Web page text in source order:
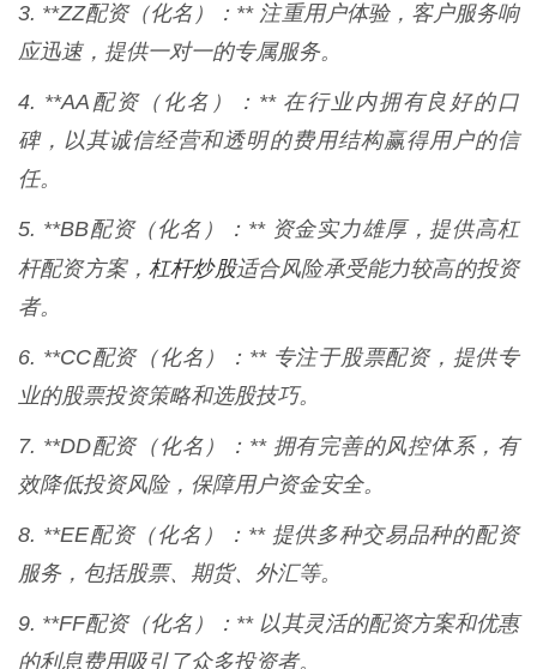
3. **ZZ配资（化名）：** 注重用户体验，客户服务响
应迅速，提供一对一的专属服务。
4. **AA配资（化名）：** 在行业内拥有良好的口
碑，以其诚信经营和透明的费用结构赢得用户的信
任。
5. **BB配资（化名）：** 资金实力雄厚，提供高杠
杆配资方案，杠杆炒股适合风险承受能力较高的投资
者。
6. **CC配资（化名）：** 专注于股票配资，提供专
业的股票投资策略和选股技巧。
7. **DD配资（化名）：** 拥有完善的风控体系，有
效降低投资风险，保障用户资金安全。
8. **EE配资（化名）：** 提供多种交易品种的配资
服务，包括股票、期货、外汇等。
9. **FF配资（化名）：** 以其灵活的配资方案和优惠
的利息费用吸引了众多投资者。